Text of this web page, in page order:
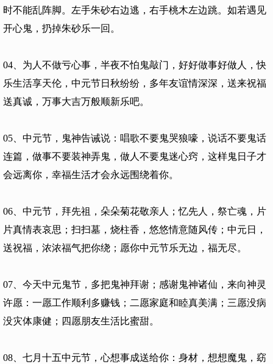
时不能乱阵脚。左手朱砂右边逃，右手桃木左边跳。如若遇见
开心鬼，扔掉朱砂乐一回。
04、为人不做亏心事，半夜不怕鬼敲门，好好做事好做人，快
乐生活享天伦，中元节日秋纷纷，多年友谊情深深，送来祝福
送真诚，万事大吉万般顺新乐吧。
05、中元节，鬼神告诫说：唱歌不要鬼哭狼嚎，说话不要鬼话
连篇，做事不要装神弄鬼，做人不要鬼迷心窍，这样鬼日子才
会远离你，幸福生活才会永远围绕着你。
06、中元节，拜先祖，朵朵菊花敬亲人；忆先人，祭亡魂，片
片真情表哀思；扫扫墓，烧柱香，悠悠情意随风传；中元日，
送祝福，浓浓福气把你绕；愿你中元节乐无边，福无尽。
07、今天中元鬼节，多把鬼神拜谢；感谢鬼神诸仙，来向神灵
许愿：一愿工作顺利多赚钱；二愿家庭和睦真美满；三愿没病
没灾体康健；四愿朋友生活比蜜甜。
08、七月十五中元节，心想事成送给你：身材，想想魔鬼，窈